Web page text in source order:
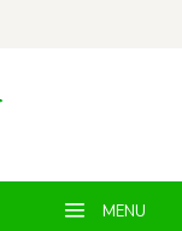
MENU